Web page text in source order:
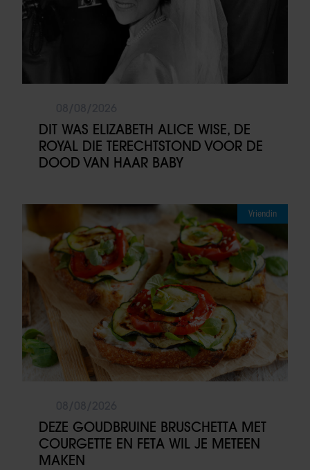
DIT WAS ELIZABETH ALICE WISE, DE
ROYAL DIE TERECHTSTOND VOOR DE
DOOD VAN HAAR BABY
Vriendin
DEZE GOUDBRUINE BRUSCHETTA MET
COURGETTE EN FETA WIL JE METEEN
MAKEN